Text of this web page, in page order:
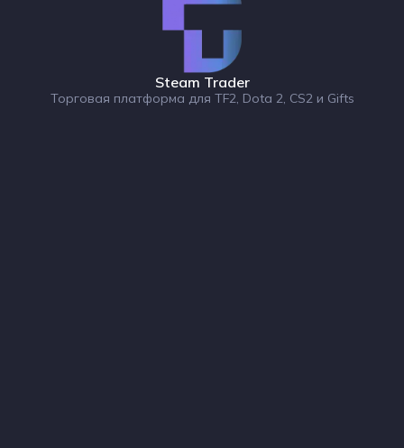
Steam Trader
Торговая платформа для TF2, Dota 2, CS2 и Gifts